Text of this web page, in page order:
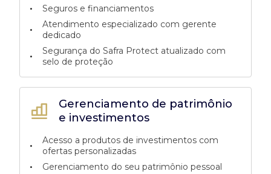
Gerenciamento de patrimônio
e investimentos
•
Acesso a produtos de investimentos com
ofertas personalizadas
• Gerenciamento do seu patrimônio pessoal
• Seguros e financiamentos
•
Atendimento especializado com gerente
dedicado
•
Segurança do Safra Protect atualizado com
selo de proteção